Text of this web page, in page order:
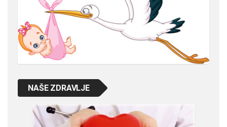
NAŠE ZDRAVLJE